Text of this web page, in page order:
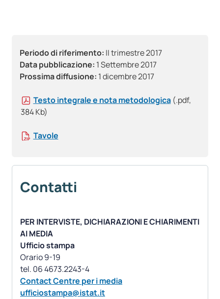
Periodo di riferimento: II trimestre 2017
Data pubblicazione: 1 Settembre 2017
Prossima diffusione: 1 dicembre 2017
Testo integrale e nota metodologica (.pdf,
384 Kb)
Tavole
Contatti
PER INTERVISTE, DICHIARAZIONI E CHIARIMENTI
AI MEDIA
Ufficio stampa
Orario 9-19
Contact Centre per i media
ufficiostampa@istat.it